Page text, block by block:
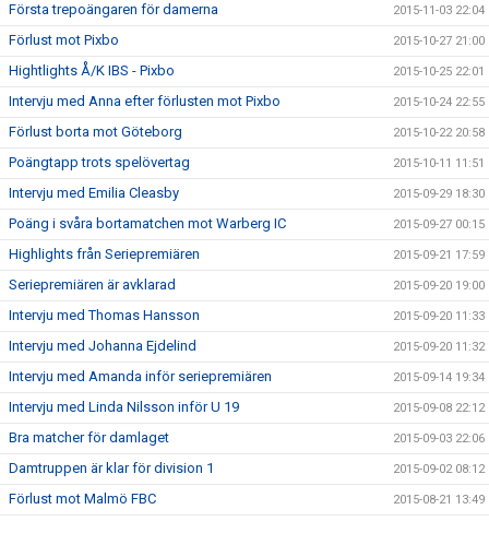
Första trepoängaren för damerna 2015-11-03 22:04
Förlust mot Pixbo 2015-10-27 21:00
Hightlights Å/K IBS - Pixbo 2015-10-25 22:01
Intervju med Anna efter förlusten mot Pixbo 2015-10-24 22:55
Förlust borta mot Göteborg 2015-10-22 20:58
Poängtapp trots spelövertag 2015-10-11 11:51
Intervju med Emilia Cleasby 2015-09-29 18:30
Poäng i svåra bortamatchen mot Warberg IC 2015-09-27 00:15
Highlights från Seriepremiären 2015-09-21 17:59
Seriepremiären är avklarad 2015-09-20 19:00
Intervju med Thomas Hansson 2015-09-20 11:33
Intervju med Johanna Ejdelind 2015-09-20 11:32
Intervju med Amanda inför seriepremiären 2015-09-14 19:34
Intervju med Linda Nilsson inför U 19 2015-09-08 22:12
Bra matcher för damlaget 2015-09-03 22:06
Damtruppen är klar för division 1 2015-09-02 08:12
Förlust mot Malmö FBC 2015-08-21 13:49